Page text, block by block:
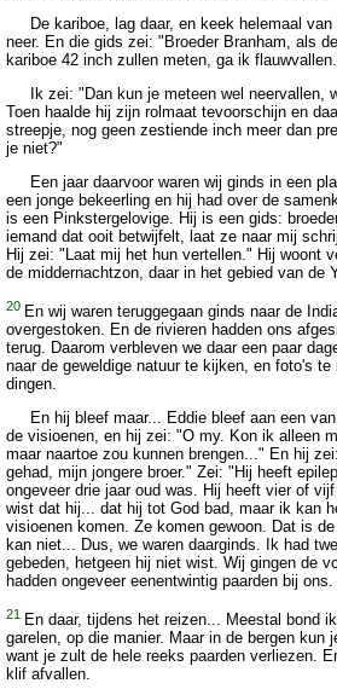
De kariboe, lag daar, en keek helemaal van
neer. En die gids zei: "Broeder Branham, als
kariboe 42 inch zullen meten, ga ik
Ik zei: "Dan kun je meteen wel neervallen,
Toen haalde hij zijn rolmaat tevoorschijn en
streepje, nog geen zestiende inch meer dan
je niet?"
Een jaar daarvoor waren wij ginds in een
een jonge bekeerling en hij had over de
is een Pinkstergelovige. Hij is een gids:
iemand dat ooit betwijfelt, laat ze naar mij
Hij zei: "Laat mij het hun vertellen." Hij woont
de middernachtzon, daar in het gebied van de
20 En wij waren teruggegaan ginds naar de
overgestoken. En de rivieren hadden ons
terug. Daarom verbleven we daar een paar
naar de geweldige natuur te kijken, en foto's
dingen.
En hij bleef maar... Eddie bleef aan een
de visioenen, en hij zei: "O my. Kon ik alleen
maar naartoe zou kunnen brengen..." En hij
gehad, mijn jongere broer." Zei: "Hij heeft
ongeveer drie jaar oud was. Hij heeft vier of
wist dat hij... dat hij tot God bad, maar ik kan
visioenen komen. Ze komen gewoon. Dat is
kan niet... Dus, we waren daarginds. Ik had
gebeden, hetgeen hij niet wist. Wij gingen de
hadden ongeveer eenentwintig paarden bij ons.
21 En daar, tijdens het reizen... Meestal bond
garelen, op die manier. Maar in de bergen kun
want je zult de hele reeks paarden verliezen.
klif afvallen.